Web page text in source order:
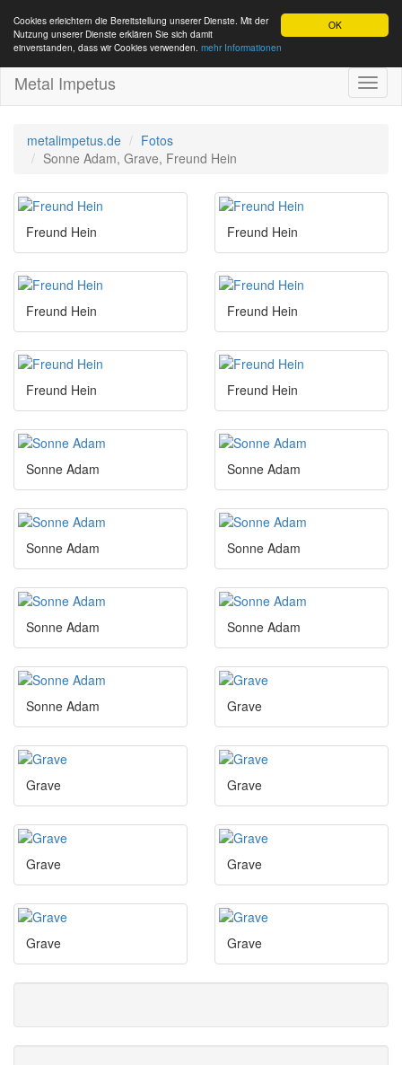
OK
Cookies erleichtern die Bereitstellung unserer Dienste. Mit der
Nutzung unserer Dienste erklären Sie sich damit
einverstanden, dass wir Cookies verwenden. mehr Informationen
Metal Impetus
metalimpetus.de
Fotos
Sonne Adam, Grave, Freund Hein
Freund Hein Freund Hein
Freund Hein Freund Hein
Freund Hein Freund Hein
Sonne Adam Sonne Adam
Sonne Adam Sonne Adam
Sonne Adam Sonne Adam
Sonne Adam Grave
Grave Grave
Grave Grave
Grave Grave